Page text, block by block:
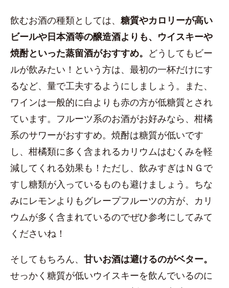
飲むお酒の種類としては、 糖質やカロリーが高い
ビールや日本酒等の醸造酒よりも、ウイスキーや
焼酎といった蒸留酒がおすすめ。 どうしてもビー
ルが飲みたい！という方は、最初の一杯だけにす
るなど、量で工夫するようにしましょう。また、
ワインは一般的に白よりも赤の方が低糖質とされ
ています。フルーツ系のお酒がお好みなら、柑橘
系のサワーがおすすめ。焼酎は糖質が低いです
し、柑橘類に多く含まれるカリウムはむくみを軽
減してくれる効果も！ただし、飲みすぎはＮＧで
すし糖類が入っているものも避けましょう。ちな
みにレモンよりもグレープフルーツの方が、カリ
ウムが多く含まれているのでぜひ参考にしてみて
くださいね！
そしてもちろん、 甘いお酒は避けるのがベター。
せっかく糖質が低いウイスキーを飲んでいるのに